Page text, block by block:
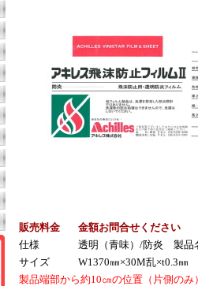
販売料金
金額お問合せください
仕様
透明（青味）/防炎 製品
サイズ
W1370㎜×30M乱×t0.3㎜
製品端部から約10㎝の位置（片側の